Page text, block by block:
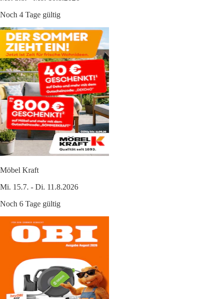
Noch 4 Tage gültig
Möbel Kraft
Mi. 15.7. - Di. 11.8.2026
Noch 6 Tage gültig